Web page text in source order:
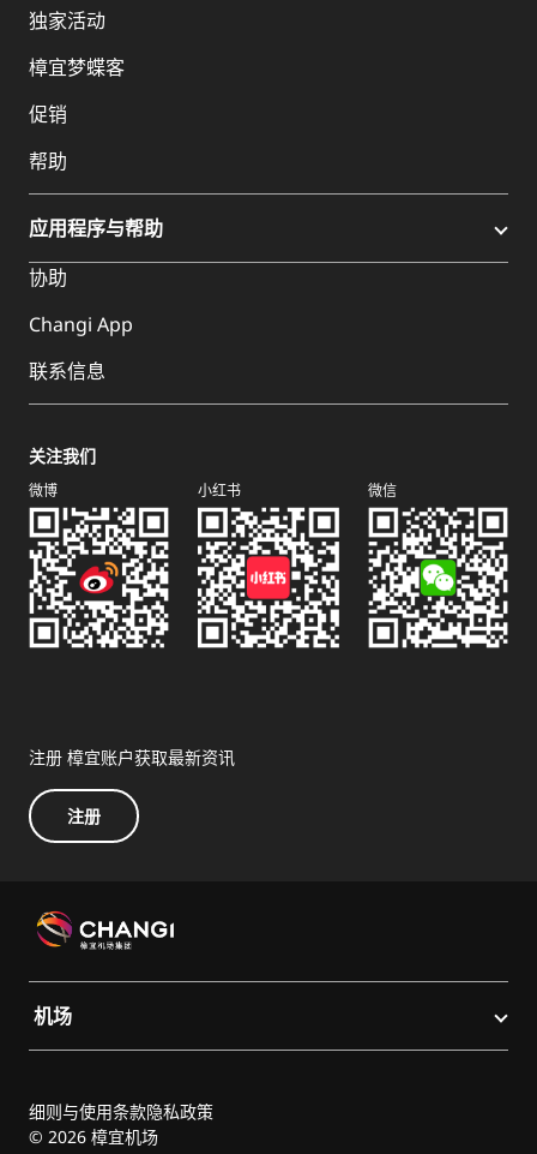
独家活动
樟宜梦蝶客
促销
帮助
应用程序与帮助
协助
Changi App
联系信息
关注我们
微博 小红书 微信
注册 樟宜账户获取最新资讯
注册
机场
细则与使用条款隐私政策
© 2026 樟宜机场